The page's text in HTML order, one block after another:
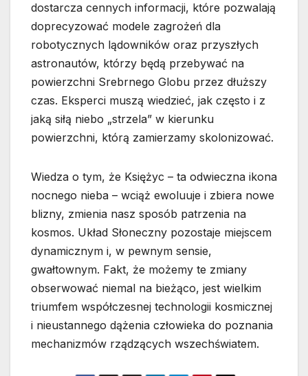
dostarcza cennych informacji, które pozwalają
doprecyzować modele zagrożeń dla
robotycznych lądowników oraz przyszłych
astronautów, którzy będą przebywać na
powierzchni Srebrnego Globu przez dłuższy
czas. Eksperci muszą wiedzieć, jak często i z
jaką siłą niebo „strzela” w kierunku
powierzchni, którą zamierzamy skolonizować.
Wiedza o tym, że Księżyc – ta odwieczna ikona
nocnego nieba – wciąż ewoluuje i zbiera nowe
blizny, zmienia nasz sposób patrzenia na
kosmos. Układ Słoneczny pozostaje miejscem
dynamicznym i, w pewnym sensie,
gwałtownym. Fakt, że możemy te zmiany
obserwować niemal na bieżąco, jest wielkim
triumfem współczesnej technologii kosmicznej
i nieustannego dążenia człowieka do poznania
mechanizmów rządzących wszechświatem.